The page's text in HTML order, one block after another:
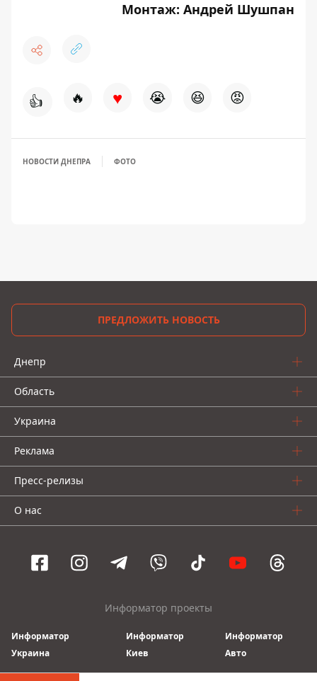
Монтаж: Андрей Шушпан
👍 🔥 ♥ 😭 😆 😡
НОВОСТИ ДНЕПРА ФОТО
ПРЕДЛОЖИТЬ НОВОСТЬ
Днепр
Область
Украина
Реклама
Пресс-релизы
О нас
Информатор проекты
Информатор
Украина
Информатор
Киев
Информатор
Авто